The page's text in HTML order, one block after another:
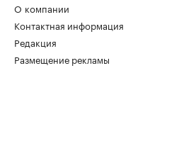
О компании
Контактная информация
Редакция
Размещение рекламы